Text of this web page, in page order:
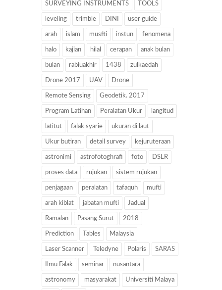
SURVEYING INSTRUMENTS TOOLS
leveling trimble DINI user guide
arah islam musfti instun fenomena
halo kajian hilal cerapan anak bulan
bulan rabiuakhir 1438 zulkaedah
Drone 2017 UAV Drone
Remote Sensing Geodetik. 2017
Program Latihan Peralatan Ukur langitud
latitut falak syarie ukuran di laut
Ukur butiran detail survey kejuruteraan
astronimi astrofotoghrafi foto DSLR
proses data rujukan sistem rujukan
penjagaan peralatan tafaquh mufti
arah kiblat jabatan mufti Jadual
Ramalan Pasang Surut 2018
Prediction Tables Malaysia
Laser Scanner Teledyne Polaris SARAS
Ilmu Falak seminar nusantara
astronomy masyarakat Universiti Malaya